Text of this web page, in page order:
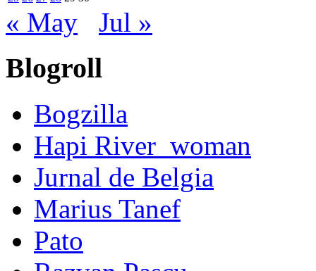
« May Jul »
Blogroll
Bogzilla
Hapi River_woman
Jurnal de Belgia
Marius Tanef
Pato